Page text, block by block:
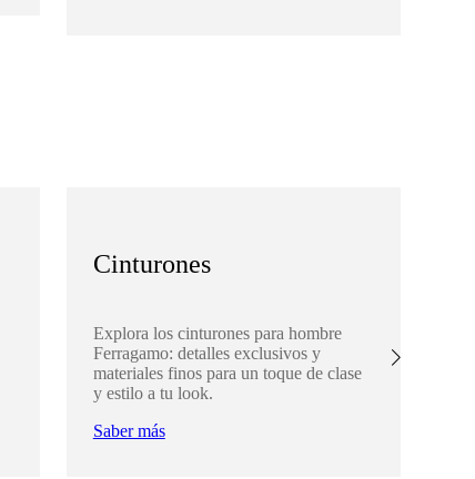
Cinturones
Explora los cinturones para hombre
Ferragamo: detalles exclusivos y
materiales finos para un toque de clase
y estilo a tu look.
Saber más